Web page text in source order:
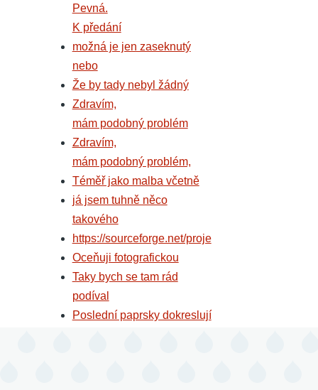
Pevná.
K předání
možná je jen zaseknutý
nebo
Že by tady nebyl žádný
Zdravím,
mám podobný problém
Zdravím,
mám podobný problém,
Téměř jako malba včetně
já jsem tuhně něco
takového
https://sourceforge.net/proje
Oceňuji fotografickou
Taky bych se tam rád
podíval
Poslední paprsky dokreslují